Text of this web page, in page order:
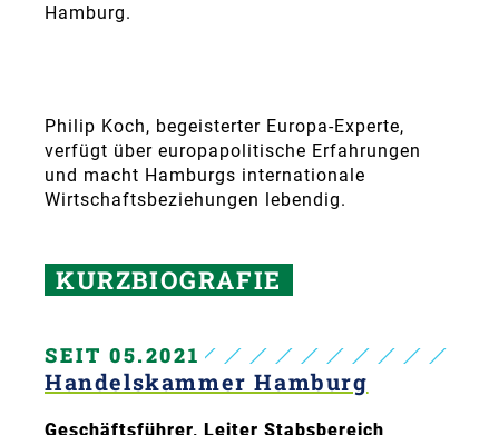
Hamburg.
Philip Koch, begeisterter Europa-Experte,
verfügt über europapolitische Erfahrungen
und macht Hamburgs internationale
Wirtschaftsbeziehungen lebendig.
KURZBIOGRAFIE
SEIT 05.2021
Handelskammer Hamburg
Geschäftsführer, Leiter Stabsbereich